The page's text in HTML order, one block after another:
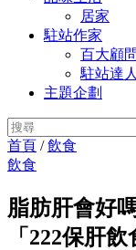
居家
駐站作家
百大顧
駐站達人
主題企劃
首頁 /飲食
飲食
脂肪肝會好
「222保肝